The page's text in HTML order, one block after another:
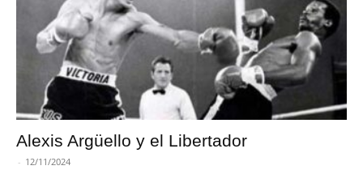
Alexis Argüello y el Libertador
- 12/11/2024